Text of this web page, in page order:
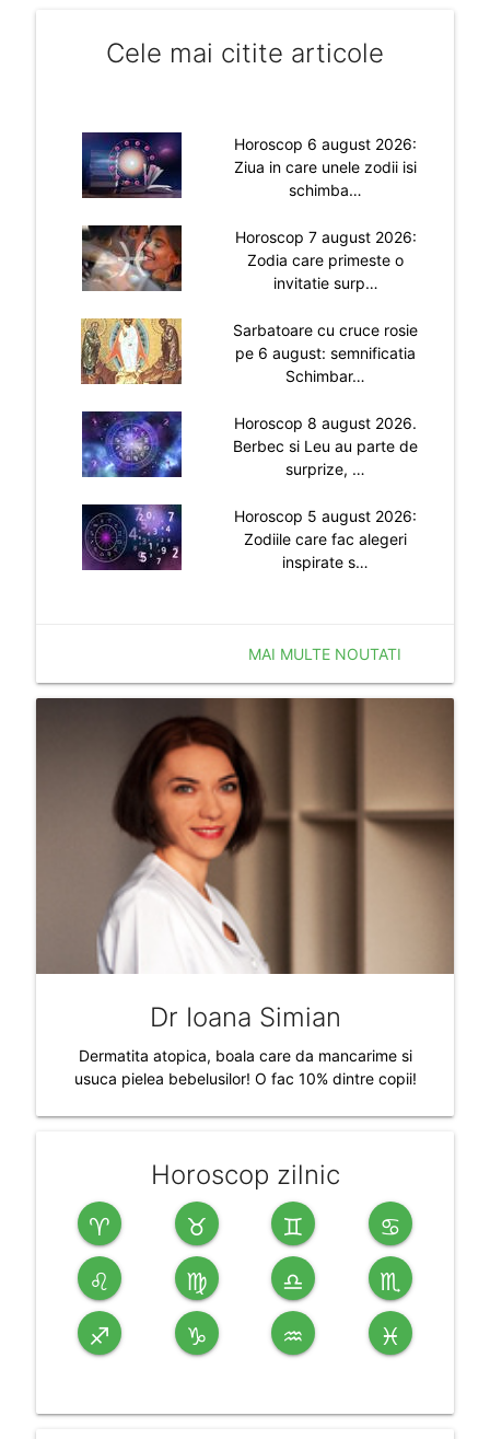
Cele mai citite articole
Horoscop 6 august 2026:
Ziua in care unele zodii isi
schimba…
Horoscop 7 august 2026:
Zodia care primeste o
invitatie surp…
Sarbatoare cu cruce rosie
pe 6 august: semnificatia
Schimbar…
Horoscop 8 august 2026.
Berbec si Leu au parte de
surprize, …
Horoscop 5 august 2026:
Zodiile care fac alegeri
inspirate s…
MAI MULTE NOUTATI
Dr Ioana Simian
Dermatita atopica, boala care da mancarime si
usuca pielea bebelusilor! O fac 10% dintre copii!
Horoscop zilnic
♈ ♉ ♊ ♋
♌ ♍ ♎ ♏
♐ ♑ ♒ ♓